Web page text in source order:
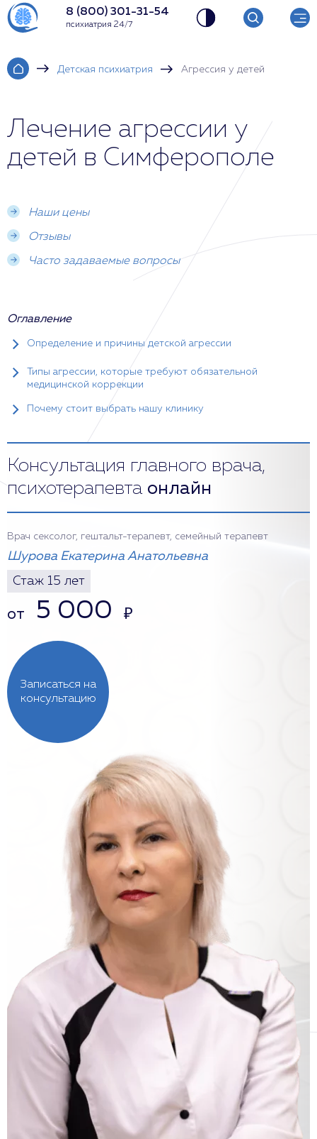
8 (800) 301-31-54
психиатрия 24/7
Детская психиатрия Агрессия у детей
Лечение агрессии у
детей в Симферополе
Наши цены
Отзывы
Часто задаваемые вопросы
Оглавление
Определение и причины детской агрессии
Типы агрессии, которые требуют обязательной
медицинской коррекции
Почему стоит выбрать нашу клинику
Консультация главного врача,
психотерапевта онлайн
Записаться на
консультацию
Врач сексолог, гештальт-терапевт, семейный терапевт
Шурова Екатерина Анатольевна
Стаж 15 лет
от 5 000 ₽